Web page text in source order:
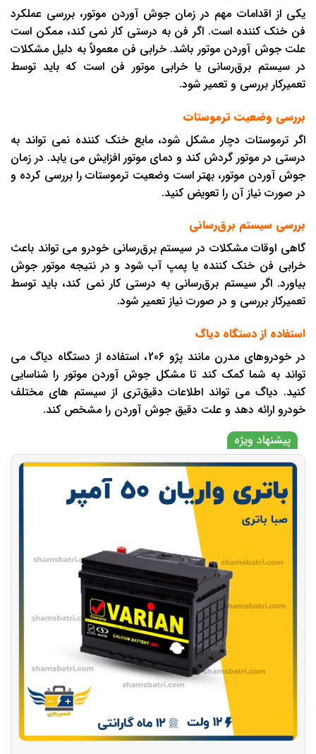
یکی از اقدامات مهم در زمان جوش آوردن موتور، بررسی عملکرد
فن خنک ‌کننده است. اگر فن به درستی کار نمی کند، ممکن است
علت جوش آوردن موتور باشد. خرابی فن معمولاً به دلیل مشکلات
در سیستم برق‌رسانی یا خرابی موتور فن است که باید توسط
تعمیرکار بررسی و تعمیر شود.
بررسی وضعیت ترموستات
اگر ترموستات دچار مشکل شود، مایع خنک ‌کننده نمی تواند به
درستی در موتور گردش کند و دمای موتور افزایش می یابد. در زمان
جوش آوردن موتور، بهتر است وضعیت ترموستات را بررسی کرده و
در صورت نیاز آن را تعویض کنید.
بررسی سیستم برق‌رسانی
گاهی اوقات مشکلات در سیستم برق‌رسانی خودرو می تواند باعث
خرابی فن خنک ‌کننده یا پمپ آب شود و در نتیجه موتور جوش
بیاورد. اگر سیستم برق‌رسانی به درستی کار نمی کند، باید توسط
تعمیرکار بررسی و در صورت نیاز تعمیر شود.
استفاده از دستگاه دیاگ
در خودروهای مدرن مانند پژو 206، استفاده از دستگاه دیاگ می
تواند به شما کمک کند تا مشکل جوش آوردن موتور را شناسایی
کنید. دیاگ می تواند اطلاعات دقیق‌تری از سیستم های مختلف
خودرو ارائه دهد و علت دقیق جوش آوردن را مشخص کند.
پیشنهاد ویژه